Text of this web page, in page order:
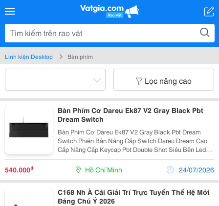
Linh kiện Desktop Bàn phím
Lọc nâng cao
Bàn Phím Cơ Dareu Ek87 V2 Gray Black Pbt
Dream Switch
Bàn Phím Cơ Dareu Ek87 V2 Gray Black Pbt Dream
Switch Phiên Bản Nâng Cấp Switch Dareu Dream Cao
Cấp Nâng Cấp Keycap Pbt Double Shot Siêu Bền Led
Rainbow Chia Theo Hàng Công Ty Tnhh Tm Dv Hợp
Thành Thịnh 406/55 Cộng Hòa, P. Tân Bình, Tp.hcm
540.000₫ Hồ Chí Minh 24/07/2026
C168 Nh À Cái Giải Trí Trực Tuyến Thế Hệ Mới
Đáng Chú Ý 2026